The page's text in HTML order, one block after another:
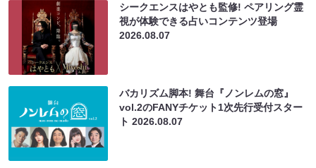
シークエンスはやとも監修! ペアリング霊
視が体験できる占いコンテンツ登場
2026.08.07
バカリズム脚本! 舞台『ノンレムの窓』
vol.2のFANYチケット1次先行受付スター
ト2026.08.07